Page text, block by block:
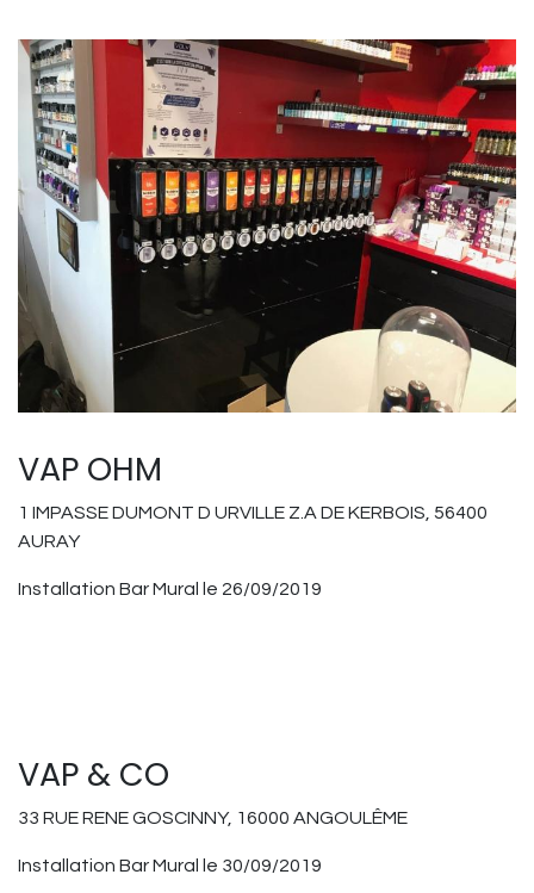
VAP OHM
1 IMPASSE DUMONT D URVILLE Z.A DE KERBOIS, 56400
AURAY
Installation Bar Mural le 26/09/2019
VAP & CO
33 RUE RENE GOSCINNY, 16000 ANGOULÊME
Installation Bar Mural le 30/09/2019